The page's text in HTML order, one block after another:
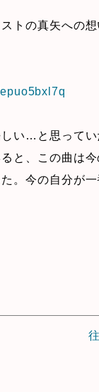
トの真矢への
い…と思って
と、この曲は
。今の自分が